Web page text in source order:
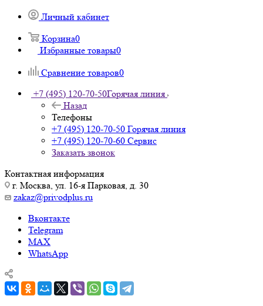
Личный кабинет
Корзина0
Избранные товары0
Сравнение товаров0
+7 (495) 120-70-50Горячая линия
Назад
Телефоны
+7 (495) 120-70-50 Горячая линия
+7 (495) 120-70-60 Сервис
Заказать звонок
Контактная информация
г. Москва, ул. 16-я Парковая, д. 30
zakaz@privodplus.ru
Вконтакте
Telegram
MAX
WhatsApp